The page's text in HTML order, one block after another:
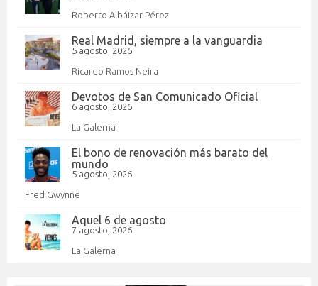
Roberto Albáizar Pérez
Real Madrid, siempre a la vanguardia
5 agosto, 2026
Ricardo Ramos Neira
Devotos de San Comunicado Oficial
6 agosto, 2026
La Galerna
El bono de renovación más barato del
mundo
5 agosto, 2026
Fred Gwynne
Aquel 6 de agosto
7 agosto, 2026
La Galerna